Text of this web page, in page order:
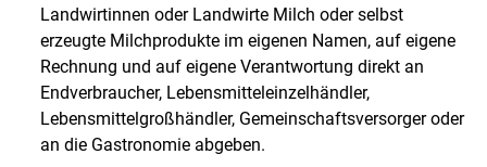
Landwirtinnen oder Landwirte Milch oder selbst
erzeugte Milchprodukte im eigenen Namen, auf eigene
Rechnung und auf eigene Verantwortung direkt an
Endverbraucher, Lebensmitteleinzelhändler,
Lebensmittelgroßhändler, Gemeinschaftsversorger oder
an die Gastronomie abgeben.